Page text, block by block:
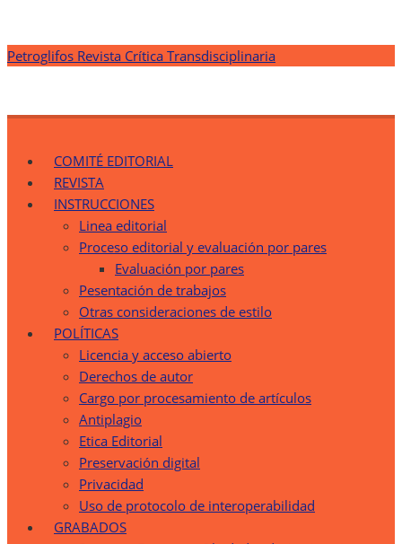
Saltar
Petroglifos Revista Crítica Transdisciplinaria
COMITÉ EDITORIAL
REVISTA
INSTRUCCIONES
Linea editorial
Proceso editorial y evaluación por pares
Evaluación por pares
Pesentación de trabajos
Otras consideraciones de estilo
POLÍTICAS
Licencia y acceso abierto
Derechos de autor
Cargo por procesamiento de artículos
Antiplagio
Etica Editorial
Preservación digital
Privacidad
Uso de protocolo de interoperabilidad
GRABADOS